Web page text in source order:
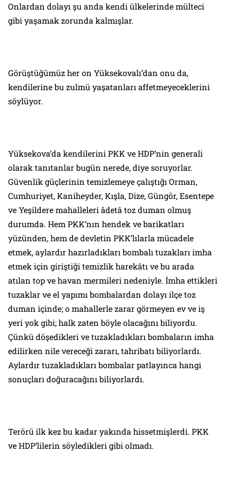
Onlardan dolayı şu anda kendi ülkelerinde mülteci
gibi yaşamak zorunda kalmışlar.
Görüştüğümüz her on Yüksekovalı’dan onu da,
kendilerine bu zulmü yaşatanları affetmeyeceklerini
söylüyor.
Yüksekova’da kendilerini PKK ve HDP’nin generali
olarak tanıtanlar bugün nerede, diye soruyorlar.
Güvenlik güçlerinin temizlemeye çalıştığı Orman,
Cumhuriyet, Kaniheyder, Kışla, Dize, Güngör, Esentepe
ve Yeşildere mahalleleri âdetâ toz duman olmuş
durumda. Hem PKK’nın hendek ve barikatları
yüzünden, hem de devletin PKK’lılarla mücadele
etmek, aylardır hazırladıkları bombalı tuzakları imha
etmek için giriştiği temizlik harekâtı ve bu arada
atılan top ve havan mermileri nedeniyle. İmha ettikleri
tuzaklar ve el yapımı bombalardan dolayı ilçe toz
duman içinde; o mahallerle zarar görmeyen ev ve iş
yeri yok gibi; halk zaten böyle olacağını biliyordu.
Çünkü döşedikleri ve tuzakladıkları bombaların imha
edilirken nile vereceği zararı, tahribatı biliyorlardı.
Aylardır tuzakladıkları bombalar patlayınca hangi
sonuçları doğuracağını biliyorlardı.
Terörü ilk kez bu kadar yakında hissetmişlerdi. PKK
ve HDP’lilerin söyledikleri gibi olmadı.